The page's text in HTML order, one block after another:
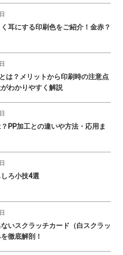
耳にする印刷色をご紹介！金赤？
は？メリットから印刷時の注意点
わかりやすく解説
PP加工との違いや方法・応用ま
ろ小技4選
いスクラッチカード（白スクラッ
徹底解剖！